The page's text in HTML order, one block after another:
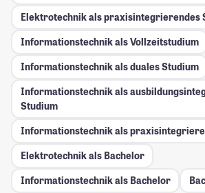
Elektrotechnik als praxisintegrierendes
Informationstechnik als Vollzeitstudium
Informationstechnik als duales Studium
Informationstechnik als
Studium
Informationstechnik als
Elektrotechnik als Bachelor
Informationstechnik als Bachelor